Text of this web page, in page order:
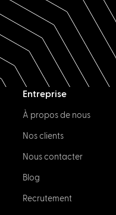
Entreprise
À propos de nous
Nos clients
Nous contacter
Blog
Recrutement